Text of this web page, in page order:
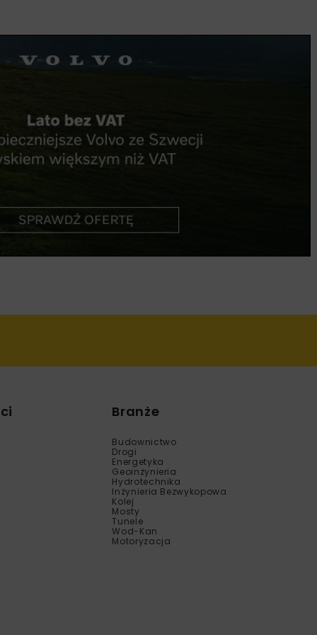
Branże
Budownictwo
Drogi
Energetyka
Geoinżynieria
Hydrotechnika
Inżynieria Bezwykopowa
Kolej
Mosty
Tunele
Wod-Kan
Motoryzacja